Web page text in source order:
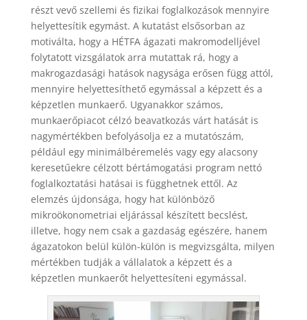
részt vevő szellemi és fizikai foglalkozások mennyire
helyettesítik egymást. A kutatást elsősorban az
motiválta, hogy a HÉTFA ágazati makromodelljével
folytatott vizsgálatok arra mutattak rá, hogy a
makrogazdasági hatások nagysága erősen függ attól,
mennyire helyettesíthető egymással a képzett és a
képzetlen munkaerő. Ugyanakkor számos,
munkaerőpiacot célzó beavatkozás várt hatását is
nagymértékben befolyásolja ez a mutatószám,
például egy minimálbéremelés vagy egy alacsony
keresetűekre célzott bértámogatási program nettó
foglalkoztatási hatásai is függhetnek ettől. Az
elemzés újdonsága, hogy hat különböző
mikroökonometriai eljárással készített becslést,
illetve, hogy nem csak a gazdaság egészére, hanem
ágazatokon belül külön-külön is megvizsgálta, milyen
mértékben tudják a vállalatok a képzett és a
képzetlen munkaerőt helyettesíteni egymással.